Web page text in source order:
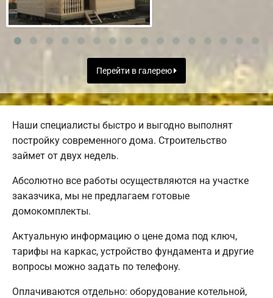
Перейти в галерею
Наши специалисты быстро и выгодно выполнят
постройку современного дома. Строительство
займет от двух недель.
Абсолютно все работы осуществляются на участке
заказчика, мы не предлагаем готовые
домокомплекты.
Актуальную информацию о цене дома под ключ,
тарифы на каркас, устройство фундамента и другие
вопросы можно задать по телефону.
Оплачиваются отдельно: оборудование котельной,